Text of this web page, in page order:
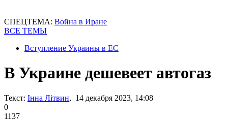
СПЕЦТЕМА: Война в Иране
ВСЕ ТЕМЫ
Вступление Украины в ЕС
В Украине дешевеет автогаз
Текст: Інна Літвин, 14 декабря 2023, 14:08
0
1137